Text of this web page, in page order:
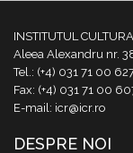
INSTITUTUL
Aleea Alexandru nr.
Tel.: (+4) 031 71 00
Fax: (+4) 031 71 00
E-mail: icr@icr.ro
DESPRE NOI